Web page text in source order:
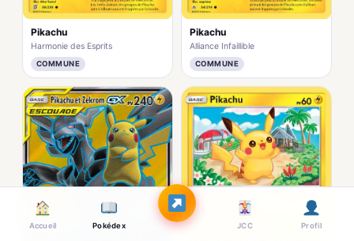
Pikachu
Harmonie des Esprits
COMMUNE
Pikachu
Alliance Infaillible
COMMUNE
Accueil Pokédex JCC Profil